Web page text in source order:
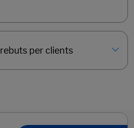
per clients